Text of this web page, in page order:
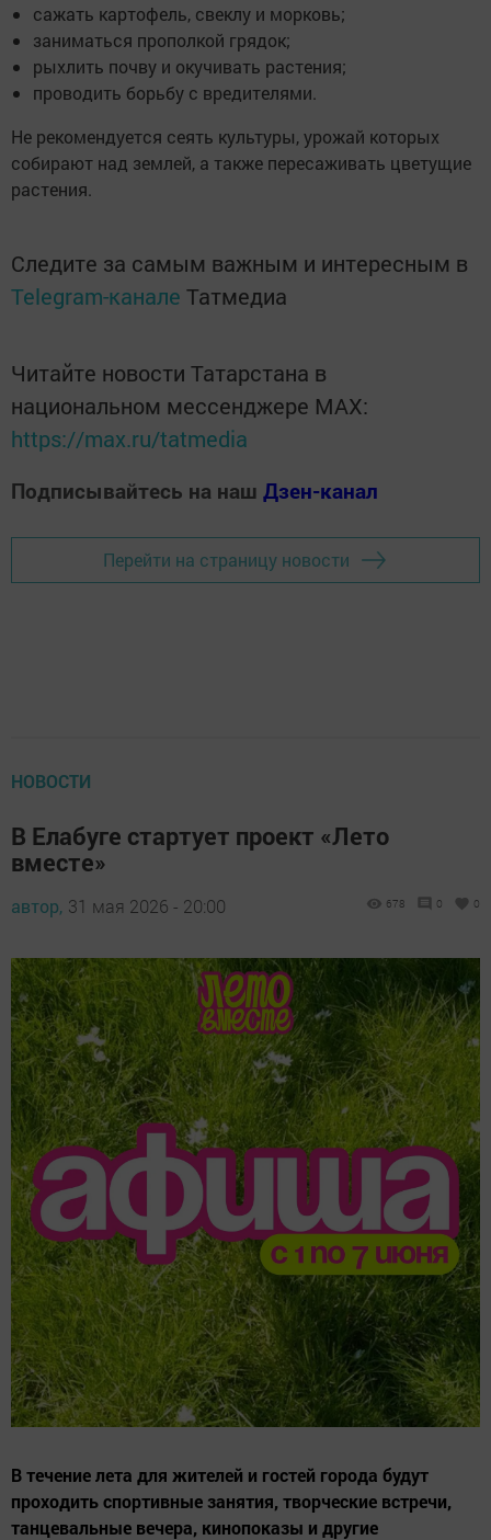
сажать картофель, свеклу и морковь;
заниматься прополкой грядок;
рыхлить почву и окучивать растения;
проводить борьбу с вредителями.
Не рекомендуется сеять культуры, урожай которых
собирают над землей, а также пересаживать цветущие
растения.
Следите за самым важным и интересным в
Telegram-канале Татмедиа
Читайте новости Татарстана в
национальном мессенджере MАХ:
https://max.ru/tatmedia
Подписывайтесь на наш Дзен-канал
Перейти на страницу новости
НОВОСТИ
В Елабуге стартует проект «Лето
вместе»
автор, 31 мая 2026 - 20:00 678 0 0
В течение лета для жителей и гостей города будут
проходить спортивные занятия, творческие встречи,
танцевальные вечера, кинопоказы и другие